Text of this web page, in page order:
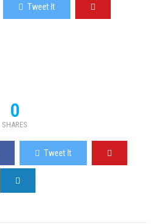
Tweet It
0
SHARES
Tweet It